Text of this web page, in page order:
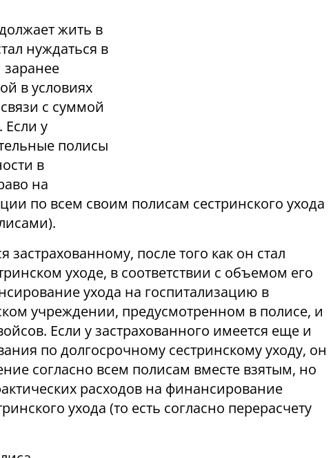
жить в
нуждаться в
в условиях
с суммой
Если у
полисы
в
на
по всем своим полисам сестринского ухода
застрахованному, после того как он стал
уходе, в соответствии с объемом его
ухода на госпитализацию в
учреждении, предусмотренном в полисе, и
Если у застрахованного имеется еще и
по долгосрочному сестринскому уходу, он
согласно всем полисам вместе взятым, но
расходов на финансирование
ухода (то есть согласно перерасчету